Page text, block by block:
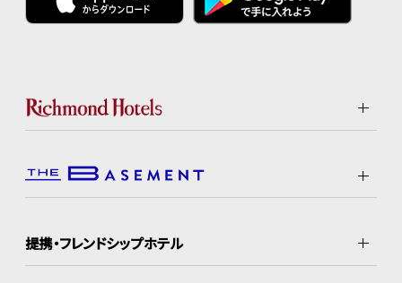
提携・フレンドシップホテル